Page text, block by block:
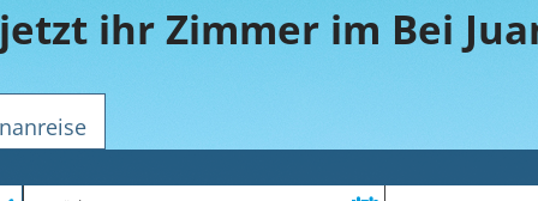
ihr Zimmer im Bei
Zeitraum